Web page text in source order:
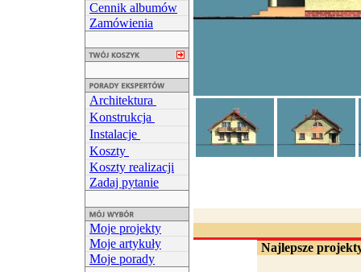
Cennik albumów
Zamówienia
Architektura
Konstrukcja
Instalacje
Koszty
Koszty realizacji
Zadaj pytanie
Moje projekty
Moje artykuły
Moje porady
Najlepsze